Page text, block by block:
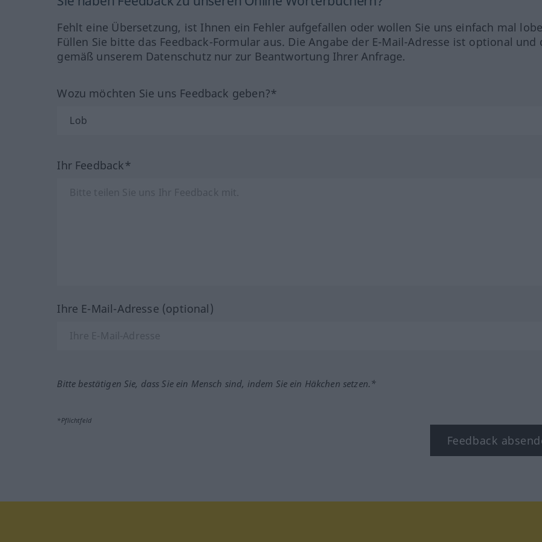
Fehlt eine Übersetzung, ist Ihnen ein Fehler aufgefallen oder wollen Sie uns einfach mal
Füllen Sie bitte das Feedback-Formular aus. Die Angabe der E-Mail-Adresse ist optional und
gemäß unserem Datenschutz nur zur Beantwortung Ihrer Anfrage.
Wozu möchten Sie uns Feedback geben?*
Ihr Feedback*
Ihre E-Mail-Adresse (optional)
Bitte bestätigen Sie, dass Sie ein Mensch sind, indem Sie ein Häkchen setzen.*
*Pflichtfeld
Feedback